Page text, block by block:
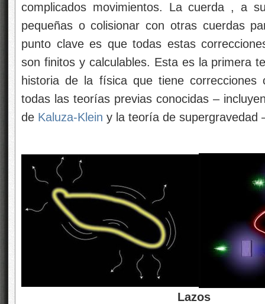
complicados movimientos. La cuerda , a
pequeñas o colisionar con otras cuerdas
punto clave es que todas estas
son finitos y calculables. Esta es la primera
historia de la física que tiene correcciones
todas las teorías previas conocidas –
de Kaluza-Klein y la teoría de supergravedad
Lazos